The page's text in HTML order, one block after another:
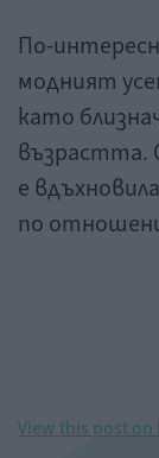
По-
модният
като
възрастта.
е
по
View this post on